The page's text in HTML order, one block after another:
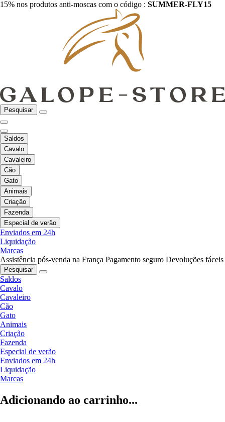
15% nos produtos anti-moscas com o código : SUMMER-FLY15
Pesquisar
Saldos
Cavalo
Cavaleiro
Cão
Gato
Animais
Criação
Fazenda
Especial de verão
Enviados em 24h
Liquidação
Marcas
Assistência pós-venda na França Pagamento seguro Devoluções fáceis
Pesquisar
Saldos
Cavalo
Cavaleiro
Cão
Gato
Animais
Criação
Fazenda
Especial de verão
Enviados em 24h
Liquidação
Marcas
Adicionando ao carrinho...